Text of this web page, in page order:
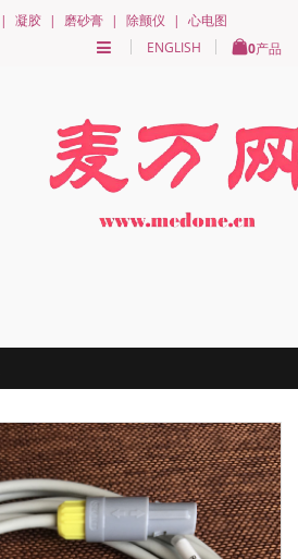
| 凝胶 | 磨砂膏 | 除颤仪 | 心电图
0产品
ENGLISH